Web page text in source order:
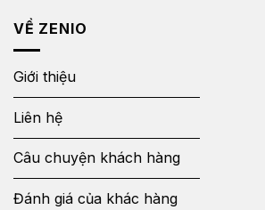
VỀ ZENIO
Giới thiệu
Liên hệ
Câu chuyện khách hàng
Đánh giá của khác hàng